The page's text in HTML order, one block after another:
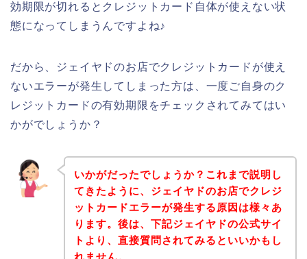
効期限が切れるとクレジットカード自体が使えない状
態になってしまうんですよね♪
だから、ジェイヤドのお店でクレジットカードが使え
ないエラーが発生してしまった方は、一度ご自身のク
レジットカードの有効期限をチェックされてみてはい
かがでしょうか？
いかがだったでしょうか？これまで説明し
てきたように、ジェイヤドのお店でクレジ
ットカードエラーが発生する原因は様々あ
ります。後は、下記ジェイヤドの公式サイ
トより、直接質問されてみるといいかもし
れません。